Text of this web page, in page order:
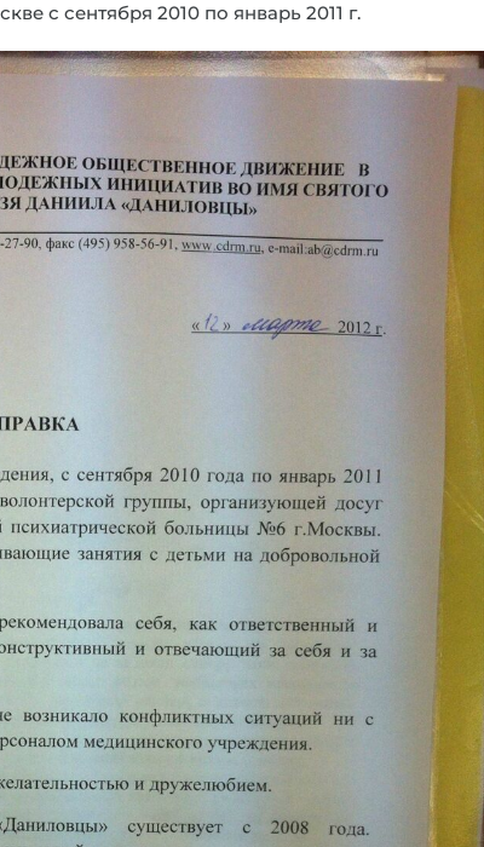
с сентября 2010 по январь 2011 г.